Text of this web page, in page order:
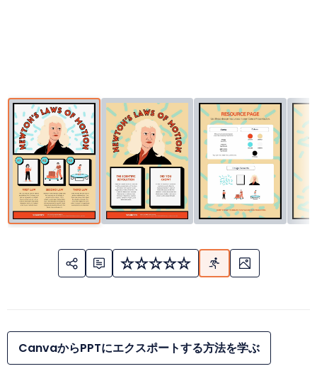
CanvaからPPTにエクスポートする方法を学ぶ